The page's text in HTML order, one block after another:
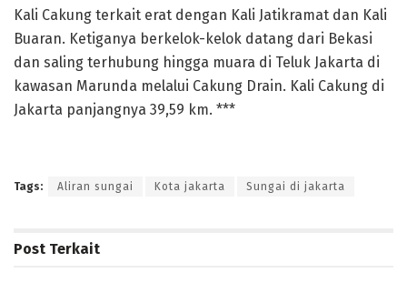
Kali Cakung terkait erat dengan Kali Jatikramat dan Kali
Buaran. Ketiganya berkelok-kelok datang dari Bekasi
dan saling terhubung hingga muara di Teluk Jakarta di
kawasan Marunda melalui Cakung Drain. Kali Cakung di
Jakarta panjangnya 39,59 km. ***
Tags: Aliran sungai Kota jakarta Sungai di jakarta
Post Terkait